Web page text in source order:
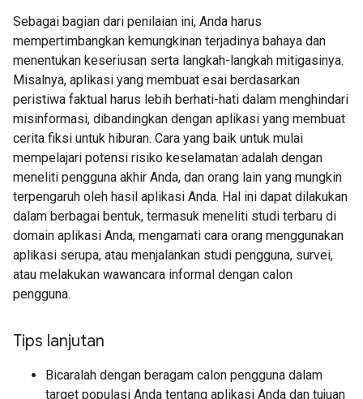
Sebagai bagian dari penilaian ini, Anda harus
mempertimbangkan kemungkinan terjadinya bahaya dan
menentukan keseriusan serta langkah-langkah mitigasinya.
Misalnya, aplikasi yang membuat esai berdasarkan
peristiwa faktual harus lebih berhati-hati dalam menghindari
misinformasi, dibandingkan dengan aplikasi yang membuat
cerita fiksi untuk hiburan. Cara yang baik untuk mulai
mempelajari potensi risiko keselamatan adalah dengan
meneliti pengguna akhir Anda, dan orang lain yang mungkin
terpengaruh oleh hasil aplikasi Anda. Hal ini dapat dilakukan
dalam berbagai bentuk, termasuk meneliti studi terbaru di
domain aplikasi Anda, mengamati cara orang menggunakan
aplikasi serupa, atau menjalankan studi pengguna, survei,
atau melakukan wawancara informal dengan calon
pengguna.
Tips lanjutan
Bicaralah dengan beragam calon pengguna dalam
target populasi Anda tentang aplikasi Anda dan tujuan